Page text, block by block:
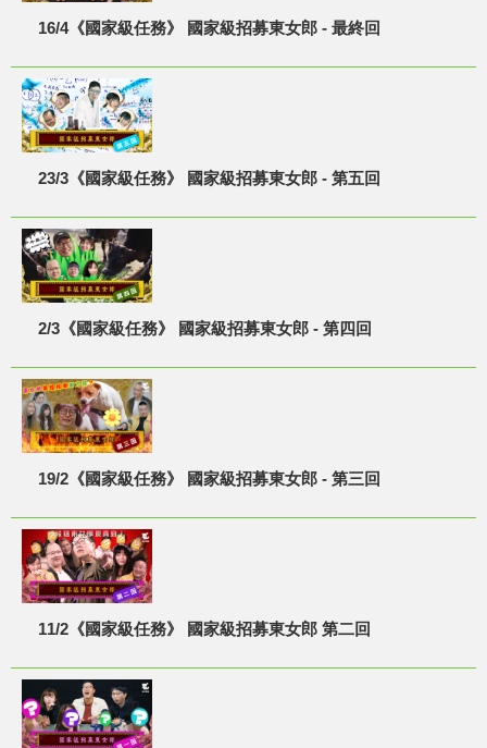
16/4《國家級任務》 國家級招募東女郎 - 最終回
23/3《國家級任務》 國家級招募東女郎 - 第五回
2/3《國家級任務》 國家級招募東女郎 - 第四回
19/2《國家級任務》 國家級招募東女郎 - 第三回
11/2《國家級任務》 國家級招募東女郎 第二回